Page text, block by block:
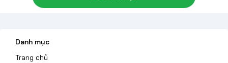
Danh mục
Trang chủ